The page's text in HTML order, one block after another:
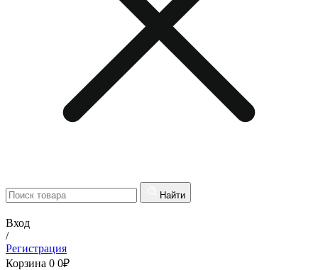
Найти
Вход
/
Регистрация
Корзина 0 0₽